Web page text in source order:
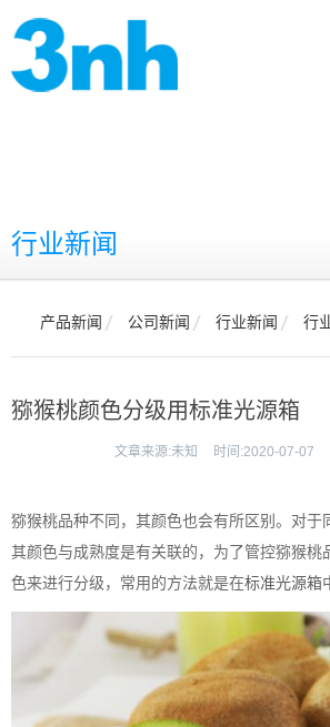
行业新闻
产品新闻 公司新闻 行业新闻 行
猕猴桃颜色分级用标准光源箱
文章来源:未知 时间:2020-07-07
猕猴桃品种不同，其颜色也会有所区别。对于
其颜色与成熟度是有关联的，为了管控猕猴桃
色来进行分级，常用的方法就是在标准光源箱